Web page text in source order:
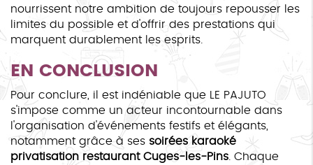
nourrissent notre ambition de toujours repousser les
limites du possible et d'offrir des prestations qui
marquent durablement les esprits.
EN CONCLUSION
Pour conclure, il est indéniable que LE PAJUTO
s'impose comme un acteur incontournable dans
l'organisation d'événements festifs et élégants,
notamment grâce à ses soirées karaoké
privatisation restaurant Cuges-les-Pins . Chaque